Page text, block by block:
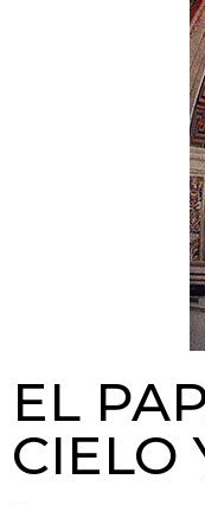
EL
CIELO